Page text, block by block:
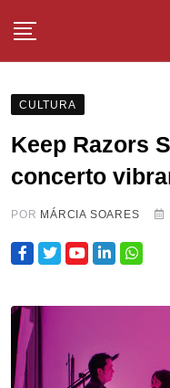
CULTURA
Keep Razors
concerto
POR MÁRCIA SOARES